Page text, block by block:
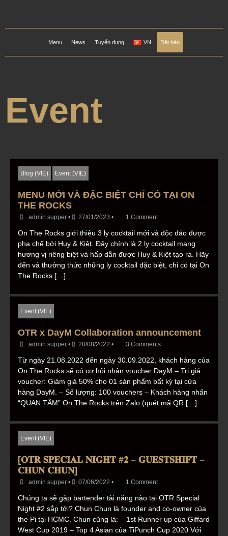
Menu News Tuyển dụng VN Đặt bàn
Event
Blog (VIE) Event (VIE)
MENU MỚI VÀ ĐẶC BIỆT CHỈ CÓ TẠI ON
THE ROCKS
admin supper • 27/01/2023 • 1 Comment
On The Rocks giới thiệu 3 ly cocktail mới và độc đáo được
pha chế bởi Huy & Kiệt. Đây chính là 2 ly cocktail mang
hương vị riêng biệt và hấp dẫn được Huy & Kiệt tạo ra. Hãy
đến và thưởng thức những ly cocktail đặc biệt, chỉ có tại On
The Rocks […]
Event (VIE)
OTR x DayM Collaboration announcement
admin supper • 20/08/2022 • 3 Comments
Từ ngày 21.08.2022 đến ngày 30.09.2022, khách hàng của
On The Rocks sẽ có cơ hội nhận voucher DayM – Trị giá
voucher: Giảm giá 50% cho 01 sản phẩm bất kỳ tại cửa
hàng DayM. – Số lượng: 100 vouchers – Khách hàng nhấn
“QUAN TÂM” On The Rocks trên Zalo (quét mã QR […]
Event (VIE)
[𝐎𝐓𝐑 𝐒𝐏𝐄𝐂𝐈𝐀𝐋 𝐍𝐈𝐆𝐇𝐓 #𝟐 – 𝐆𝐔𝐄𝐒𝐓𝐒𝐇𝐈𝐅𝐓 –
𝐂𝐇𝐔𝐍 𝐂𝐇𝐔𝐍]
admin supper • 07/06/2022 • 1 Comment
Chúng ta sẽ gặp bartender tài năng nào tại OTR Special
Night #2 sắp tới? Chun Chun là founder and co-owner của
the Pi tại HCMC. Chun cũng là: – 1st Runner up của Giffard
West Cup 2019 – Top 4 Asian của TiPunch Cup 2020 Với